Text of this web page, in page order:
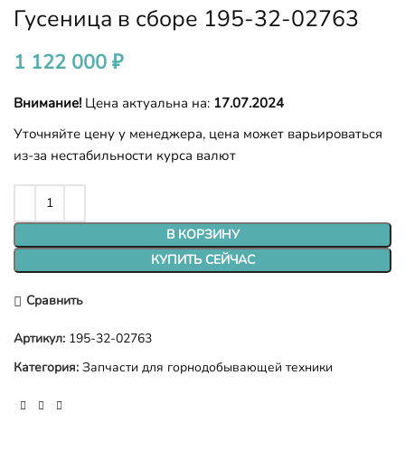
Гусеница в сборе 195-32-02763
1 122 000 ₽
Внимание! Цена актуальна на: 17.07.2024
Уточняйте цену у менеджера, цена может варьироваться
из-за нестабильности курса валют
В КОРЗИНУ
КУПИТЬ СЕЙЧАС
Сравнить
Артикул: 195-32-02763
Категория: Запчасти для горнодобывающей техники